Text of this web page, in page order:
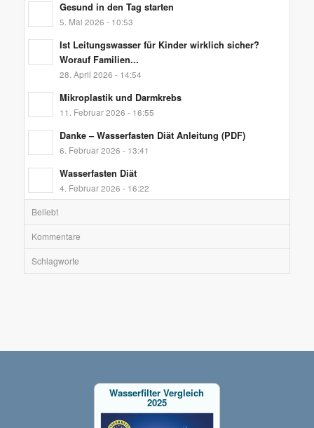
Gesund in den Tag starten
5. Mai 2026 - 10:53
Ist Leitungswasser für Kinder wirklich sicher?
Worauf Familien...
28. April 2026 - 14:54
Mikroplastik und Darmkrebs
11. Februar 2026 - 16:55
Danke – Wasserfasten Diät Anleitung (PDF)
6. Februar 2026 - 13:41
Wasserfasten Diät
4. Februar 2026 - 16:22
Beliebt
Kommentare
Schlagworte
Wasserfilter Vergleich
2025